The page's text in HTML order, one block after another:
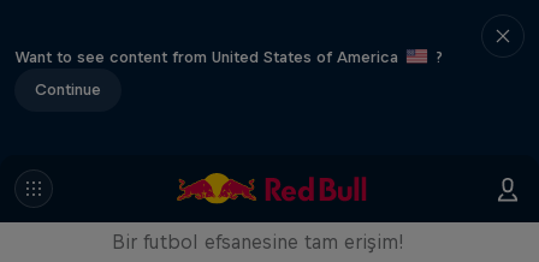
Want to see content from United States of America
?
Continue
Neymar Jr. Full Access
Bir futbol efsanesine tam erişim!